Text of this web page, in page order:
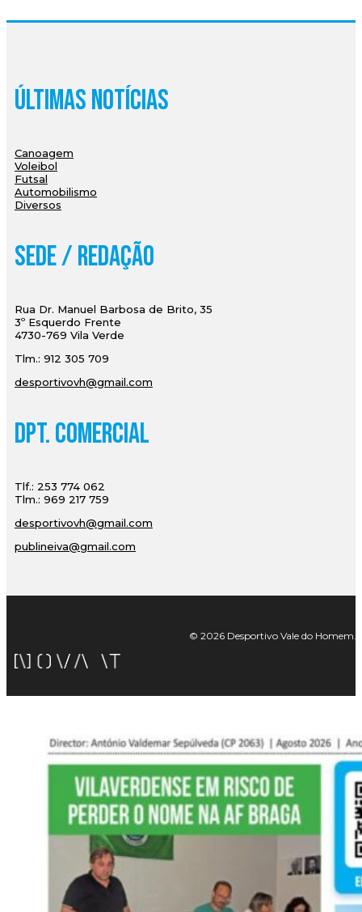
Últimas Notícias
Canoagem
Voleibol
Futsal
Automobilismo
Diversos
Sede / Redação
Rua Dr. Manuel Barbosa de Brito, 35
3º Esquerdo Frente
4730-769 Vila Verde
Tlm.: 912 305 709
desportivovh@gmail.com
Dpt. Comercial
Tlf.: 253 774 062
Tlm.: 969 217 759
desportivovh@gmail.com
publineiva@gmail.com
© 2026 Desportivo Vale do Homem.